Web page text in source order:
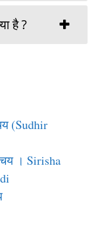
है ?
(Sudhir
। Sirisha